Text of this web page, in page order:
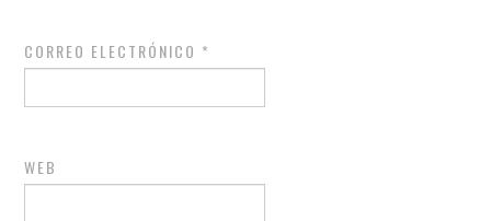
CORREO ELECTRÓNICO *
WEB